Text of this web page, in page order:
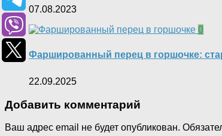
07.08.2023
0
Фаршированный перец в горшочке:
22.09.2025
Добавить комментарий
Ваш адрес email не будет опубликован.